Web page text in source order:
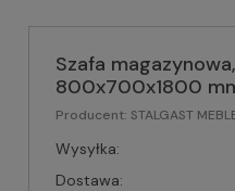
Szafa
800x700x1800
Producent: STALGAST
Wysyłka:
Dostawa: